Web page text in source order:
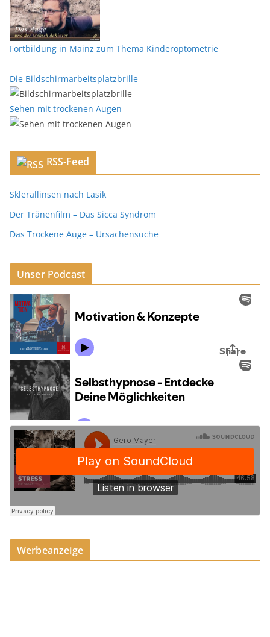
Fortbildung in Mainz zum Thema Kinderoptometrie
Die Bildschirmarbeitsplatzbrille
Sehen mit trockenen Augen
RSS-Feed
Sklerallinsen nach Lasik
Der Tränenfilm – Das Sicca Syndrom
Das Trockene Auge – Ursachensuche
Unser Podcast
Werbeanzeige